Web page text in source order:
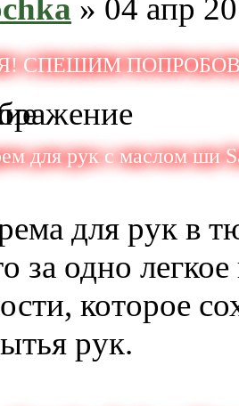
» 04 апр
СПЕШИМ
для рук с маслом ши
для рук в
за одно
которое
рук.